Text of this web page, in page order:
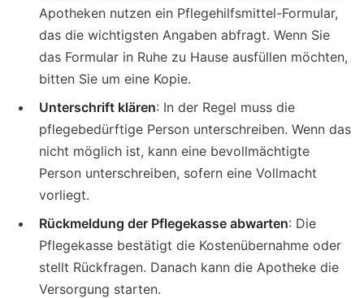
Apotheken nutzen ein Pflegehilfsmittel-Formular,
das die wichtigsten Angaben abfragt. Wenn Sie
das Formular in Ruhe zu Hause ausfüllen möchten,
bitten Sie um eine Kopie.
Unterschrift klären: In der Regel muss die
pflegebedürftige Person unterschreiben. Wenn das
nicht möglich ist, kann eine bevollmächtigte
Person unterschreiben, sofern eine Vollmacht
vorliegt.
Rückmeldung der Pflegekasse abwarten: Die
Pflegekasse bestätigt die Kostenübernahme oder
stellt Rückfragen. Danach kann die Apotheke die
Versorgung starten.